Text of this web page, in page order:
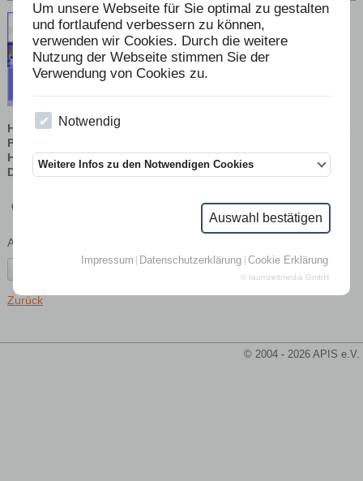
Um unsere Webseite für Sie optimal zu gestalten
und fortlaufend verbessern zu können,
verwenden wir Cookies. Durch die weitere
Nutzung der Webseite stimmen Sie der
Verwendung von Cookies zu.
Notwendig
Weitere Infos zu den Notwendigen Cookies
Auswahl bestätigen
Impressum Datenschutzerklärung Cookie Erklärung
© raumzeitmedia GmbH
Honigverordnung - Lebensmittelrecht - Lebensmittelhygiene -
Produkthaftung
Herausgeber:Landwirtschaftskammer Nordrhein-Westfalen
Druck:Buschmann Münster 1. Auflage 2011
€ Versandkosten)
Anzahl:
Zurück
© 2004 - 2026 APIS e.V.